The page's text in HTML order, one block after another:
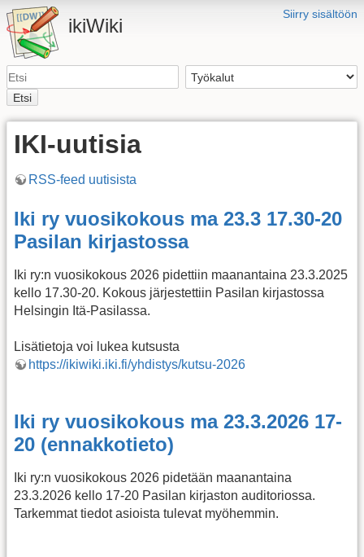
Siirry sisältöön
ikiWiki
Etsi
IKI-uutisia
RSS-feed uutisista
Iki ry vuosikokous ma 23.3 17.30-20
Pasilan kirjastossa
Iki ry:n vuosikokous 2026 pidettiin maanantaina 23.3.2025
kello 17.30-20. Kokous järjestettiin Pasilan kirjastossa
Helsingin Itä-Pasilassa.
Lisätietoja voi lukea kutsusta
https://ikiwiki.iki.fi/yhdistys/kutsu-2026
Iki ry vuosikokous ma 23.3.2026 17-
20 (ennakkotieto)
Iki ry:n vuosikokous 2026 pidetään maanantaina
23.3.2026 kello 17-20 Pasilan kirjaston auditoriossa.
Tarkemmat tiedot asioista tulevat myöhemmin.